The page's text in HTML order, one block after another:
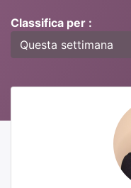
Classifica per :
Questa settimana